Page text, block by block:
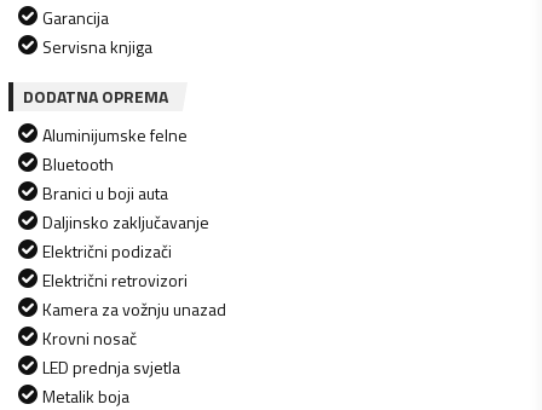
Garancija
Servisna knjiga
DODATNA OPREMA
Aluminijumske felne
Bluetooth
Branici u boji auta
Daljinsko zaključavanje
Električni podizači
Električni retrovizori
Kamera za vožnju unazad
Krovni nosač
LED prednja svjetla
Metalik boja